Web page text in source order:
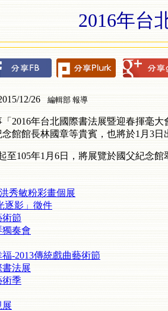
2016年台
12/26 編輯部 報導
2016年台北國際書法展暨迎春揮毫
館館長林國章等貴賓，也將於1月3
至105年1月6日，將展覽於國父紀念館
秀敏粉彩畫個展
逐影」徵件
術節
獨奏會
-2013傳統戲曲藝術節
書法展
術季
展